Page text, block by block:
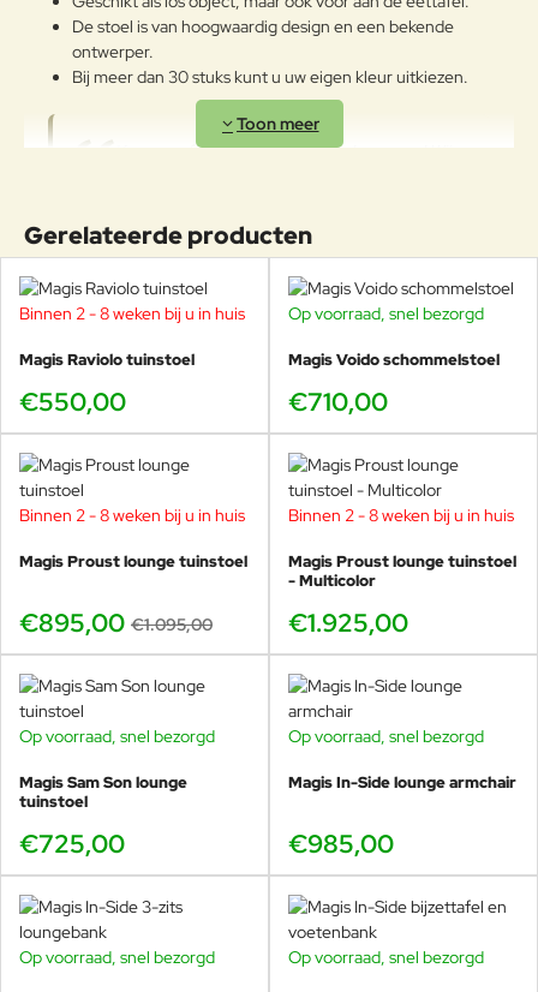
De stoel is van hoogwaardig design en een bekende
ontwerper.
Bij meer dan 30 stuks kunt u uw eigen kleur uitkiezen.
Kom proefdraaien in de Veurst showroom! Wij
een passende tuinset.
Thomas Heatherwick
Thomas Heatherwick werd in 1970 in Londen geboren. Hij wordt
omschreven als één van de meest invloedrijke Britse ontwerpers
van het moment. Zijn studio, Heatherwick Studios, telt zo'n 180
producten, gebouwen, interieurs, publieke kunstwerken,
vervoersmiddelen en zelfs landschappen. Dit is een tegenreactie
op de fragmentatie in de design wereld, waar steeds vanuit één
perspectief naar ontwerp wordt gekeken. Thomas gelooft niet in
multidisciplinair ontwerp, maar noemt het 'driedimensionaal'. In de
werkwijze staat geen specifieke stijl centraal, maar een
Het werk van de studio Heatherwick omvat vele prestigieuze
projecten, zoals het bekroonde Britse Paviljoen op de Shanghai
World Expo 2010, de vuurschaal voor de Olympische Spelen van
2012 in Londen, twee Google hoofdkantoren en de nieuwe bus
voor Londen. Thomas is een Honorary Fellow van het Royal
Victoria & Albert Museum en een bijzonder hoogleraar bij
meerdere universiteiten. Hij heeft de Prince Philip Designers Prize
gewonnen en was in 2004 de jongste designer die werd benoemd
tot Royal Designer for Industry. In 2010 ontving Thomas de RIBA
uitstekende bijdrage aan design. In 2013 werd Thomas geridderd
(CBE) voor zijn diensten aan de ontwerpindustrie.
Gerelateerde producten
Binnen 2 - 8 weken bij u in huis
Magis Raviolo tuinstoel
€550,00
Op voorraad, snel bezorgd
Magis Voido schommelstoel
€710,00
-18%
Binnen 2 - 8 weken bij u in huis
Magis Proust lounge tuinstoel
€895,00 €1.095,00
Binnen 2 - 8 weken bij u in huis
Magis Proust lounge tuinstoel
- Multicolor
€1.925,00
Op voorraad, snel bezorgd
Magis Sam Son lounge
tuinstoel
€725,00
Op voorraad, snel bezorgd
Magis In-Side lounge armchair
€985,00
Op voorraad, snel bezorgd Op voorraad, snel bezorgd